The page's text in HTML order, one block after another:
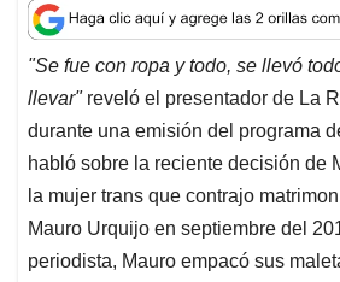
a
t
s
A
p
p
c
e
b
o
o
k
n
k
e
d
I
n
a
i
l
r
e
a
d
s
"Se fue con ropa y todo, se llevó
llevar"reveló el presentador de La
durante una emisión del programa
habló sobre la reciente decisión de
la mujer trans que contrajo
Mauro Urquijo en septiembre del
periodista, Mauro empacó sus